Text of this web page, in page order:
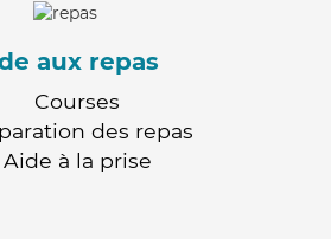
aux repas
Courses
des repas
Aide à la prise